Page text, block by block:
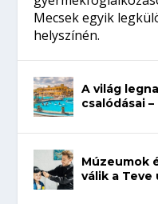
Mecsek egyik
helyszínén.
A világ
csalódásai
Múzeumok
válik a